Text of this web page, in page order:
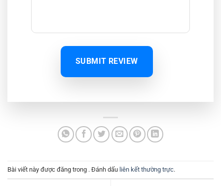
SUBMIT REVIEW
Bài viết này được đăng trong . Đánh dấu liên kết thường trực.